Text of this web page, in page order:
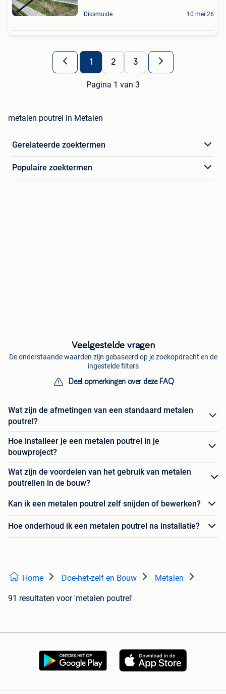
Diksmuide 10 mei 26
1 2 3
Pagina 1 van 3
metalen poutrel in Metalen
Gerelateerde zoektermen
Populaire zoektermen
Veelgestelde vragen
De onderstaande waarden zijn gebaseerd op je zoekopdracht en de
ingestelde filters
Deel opmerkingen over deze FAQ
Wat zijn de afmetingen van een standaard metalen
poutrel?
Hoe installeer je een metalen poutrel in je
bouwproject?
Wat zijn de voordelen van het gebruik van metalen
poutrellen in de bouw?
Kan ik een metalen poutrel zelf snijden of bewerken?
Hoe onderhoud ik een metalen poutrel na installatie?
Home Doe-het-zelf en Bouw Metalen
91 resultaten voor 'metalen poutrel'